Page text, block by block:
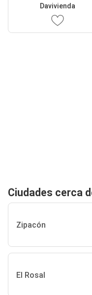
Davivienda
Ciudades cerca
Zipacón
El Rosal